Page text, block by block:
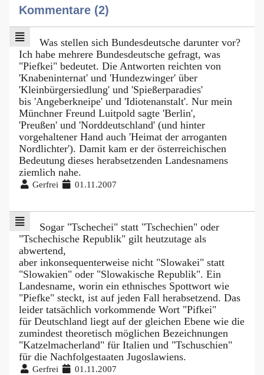
Kommentare (2)
Was stellen sich Bundesdeutsche darunter vor?
Ich habe mehrere Bundesdeutsche gefragt, was
"Piefkei" bedeutet. Die Antworten reichten von
'Knabeninternat' und 'Hundezwinger' über
'Kleinbürgersiedlung' und 'Spießerparadies'
bis 'Angeberkneipe' und 'Idiotenanstalt'. Nur mein
Münchner Freund Luitpold sagte 'Berlin',
'Preußen' und 'Norddeutschland' (und hinter
vorgehaltener Hand auch 'Heimat der arroganten
Nordlichter'). Damit kam er der österreichischen
Bedeutung dieses herabsetzenden Landesnamens
ziemlich nahe.
Gerfrei 01.11.2007
Sogar "Tschechei" statt "Tschechien" oder
"Tschechische Republik" gilt heutzutage als
abwertend,
aber inkonsequenterweise nicht "Slowakei" statt
"Slowakien" oder "Slowakische Republik". Ein
Landesname, worin ein ethnisches Spottwort wie
"Piefke" steckt, ist auf jeden Fall herabsetzend. Das
leider tatsächlich vorkommende Wort "Pifkei"
für Deutschland liegt auf der gleichen Ebene wie die
zumindest theoretisch möglichen Bezeichnungen
"Katzelmacherland" für Italien und "Tschuschien"
für die Nachfolgestaaten Jugoslawiens.
Gerfrei 01.11.2007